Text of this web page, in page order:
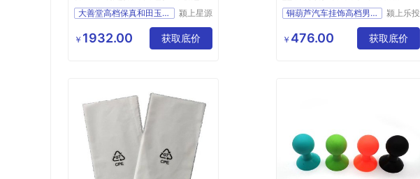
礼物
大善堂高档保真和田玉平安
颍上星源
有限公司
￥ 1932.00 获取底价
铜葫芦汽车挂饰高档男士车
颍上乐投
有限公司
￥ 476.00 获取底价